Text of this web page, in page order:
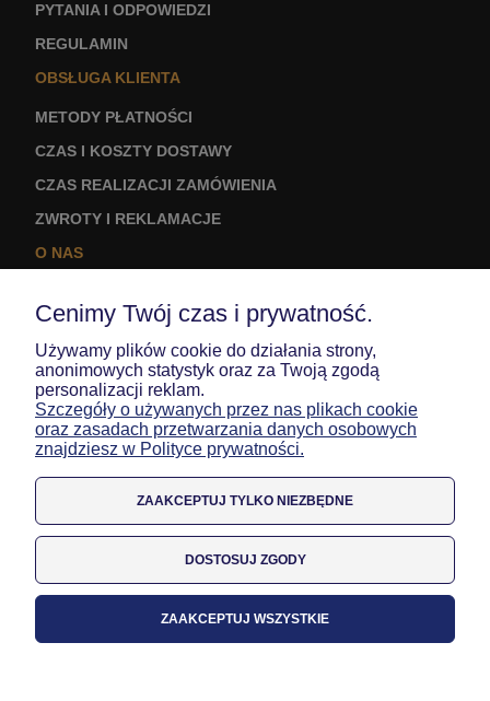
PYTANIA I ODPOWIEDZI
REGULAMIN
OBSŁUGA KLIENTA
METODY PŁATNOŚCI
CZAS I KOSZTY DOSTAWY
CZAS REALIZACJI ZAMÓWIENIA
ZWROTY I REKLAMACJE
O NAS
LOGO NA ODZIEŻ
MOJE KONTO
TWOJE ZAMÓWIENIA
USTAWIENIA KONTA
Cenimy Twój czas i prywatność.
Używamy plików cookie do działania strony,
anonimowych statystyk oraz za Twoją zgodą
personalizacji reklam.
Szczegóły o używanych przez nas plikach cookie
oraz zasadach przetwarzania danych osobowych
znajdziesz w Polityce prywatności.
ZAAKCEPTUJ TYLKO NIEZBĘDNE
DOSTOSUJ ZGODY
ZAAKCEPTUJ WSZYSTKIE